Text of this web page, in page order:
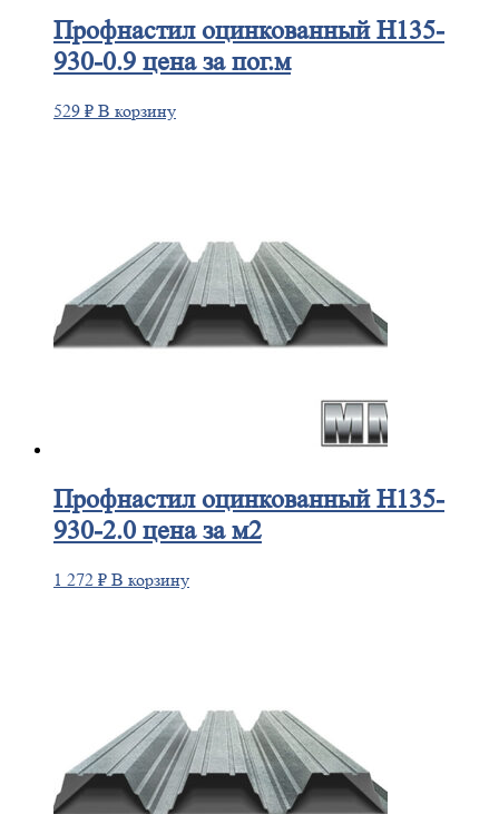
Профнастилоцинкованный Н135-
930-0.9 цена за пог.м
529 ₽ В корзину
Профнастилоцинкованный Н135-
930-2.0 цена за м2
1 272 ₽ В корзину